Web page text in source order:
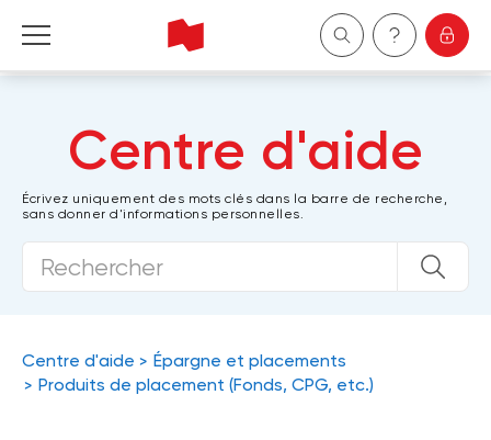
Entreprises
Gestion de patrimoine
Centre d'aide
Écrivez uniquement des mots clés dans la barre de recherche,
sans donner d'informations personnelles.
Centre d'aide
Épargne et placements
Produits de placement (Fonds, CPG, etc.)